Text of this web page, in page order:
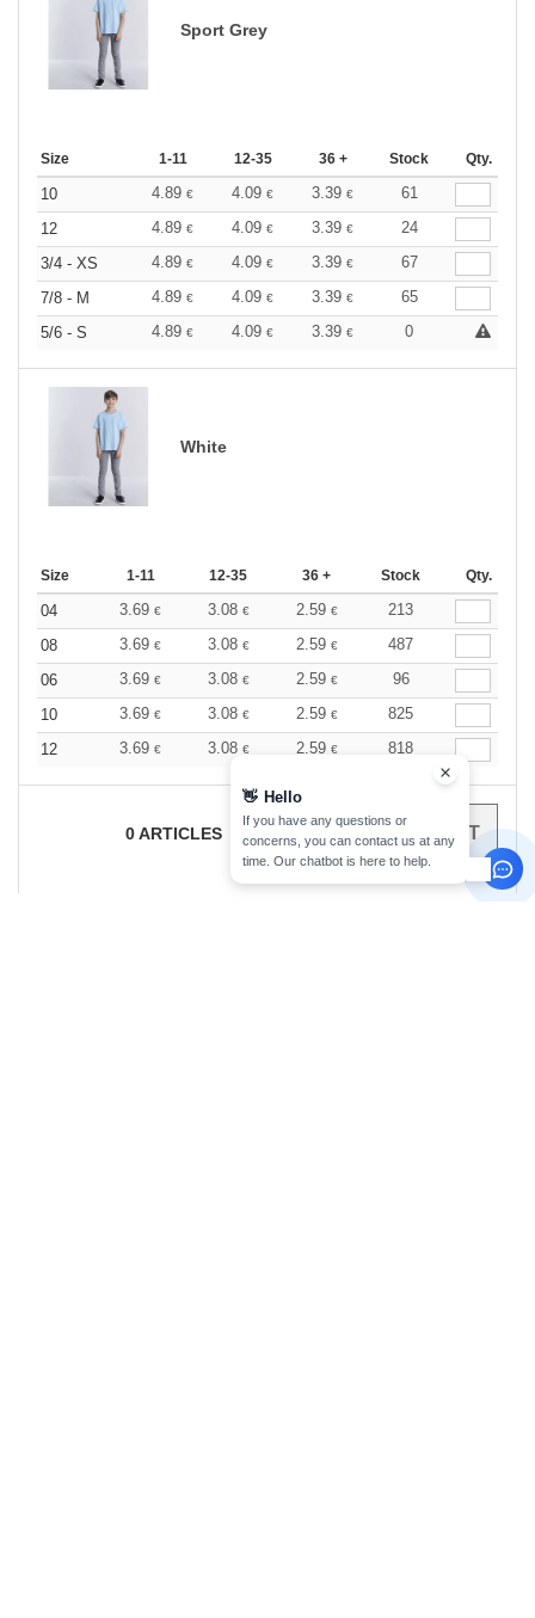
Sport Grey
Size 1-11 12-35 36 + Stock Qty.
10 4.89 € 4.09 € 3.39 €
61
12
4.89 € 4.09 € 3.39 €
24
3/4 - XS
4.89 € 4.09 € 3.39 €
67
7/8 - M
4.89 € 4.09 € 3.39 €
65
5/6 - S
4.89 € 4.09 € 3.39 € 0
White
Size 1-11 12-35 36 + Stock Qty.
04 3.69 € 3.08 € 2.59 €
213
08
3.69 € 3.08 € 2.59 €
487
06
3.69 € 3.08 € 2.59 €
96
10
3.69 € 3.08 € 2.59 €
825
12
3.69 € 3.08 € 2.59 € 818
0ARTICLES 0.00
👋 Hello
If you have any questions or
concerns, you can contact us at any
time. Our chatbot is here to help.